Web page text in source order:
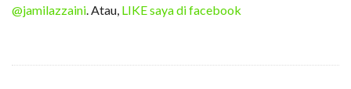
@jamilazzaini . Atau, LIKE saya di facebook